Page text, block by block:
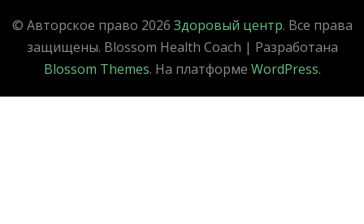
© Авторское право 2026 Здоровый центр. Все права
защищены. Blossom Health Coach | Разработана
Blossom Themes. На платформе WordPress.